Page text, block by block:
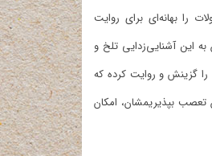
را بهانه‌ای برای روایت
این آشنایی‌زدایی تلخ و
گزینش و روایت کرده که
تعصب ‌بپذیریمشان، امکان